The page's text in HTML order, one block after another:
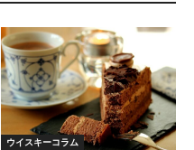
ウイスキーコラム